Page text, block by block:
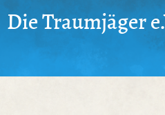
Die Traumjäger